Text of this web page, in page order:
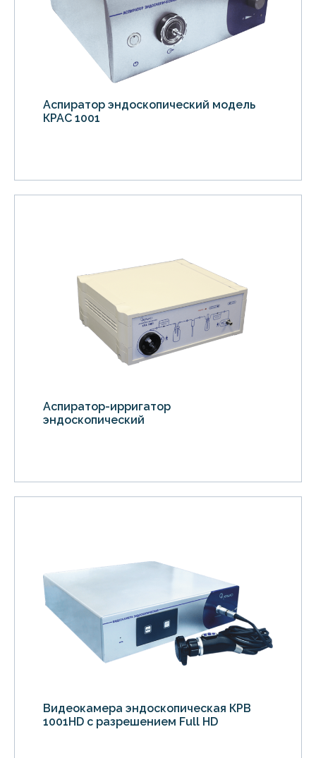
Аспиратор эндоскопический модель
КРАС 1001
Аспиратор-ирригатор
эндоскопический
Видеокамера эндоскопическая КРВ
1001HD с разрешением Full HD